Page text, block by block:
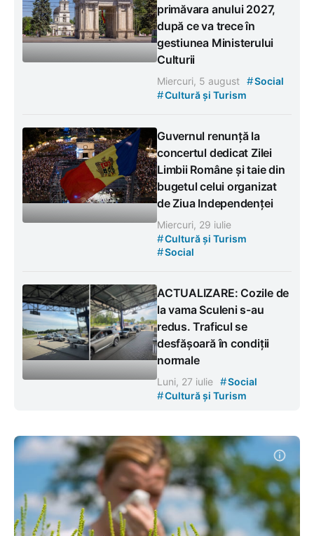
primăvara anului 2027,
după ce va trece în
gestiunea Ministerului
Culturii
Miercuri, 5 august #Social
#Cultură și Turism
Guvernul renunță la
concertul dedicat Zilei
Limbii Române și taie din
bugetul celui organizat
de Ziua Independenței
Miercuri, 29 iulie
#Cultură și Turism
#Social
ACTUALIZARE: Cozile de
la vama Sculeni s-au
redus. Traficul se
desfășoară în condiții
normale
Luni, 27 iulie #Social
#Cultură și Turism